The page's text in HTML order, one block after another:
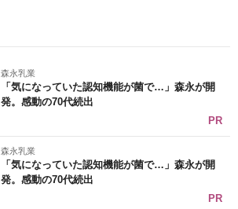
森永乳業
「気になっていた認知機能が菌で…」森永が開
発。感動の70代続出
PR
森永乳業
「気になっていた認知機能が菌で…」森永が開
発。感動の70代続出
PR